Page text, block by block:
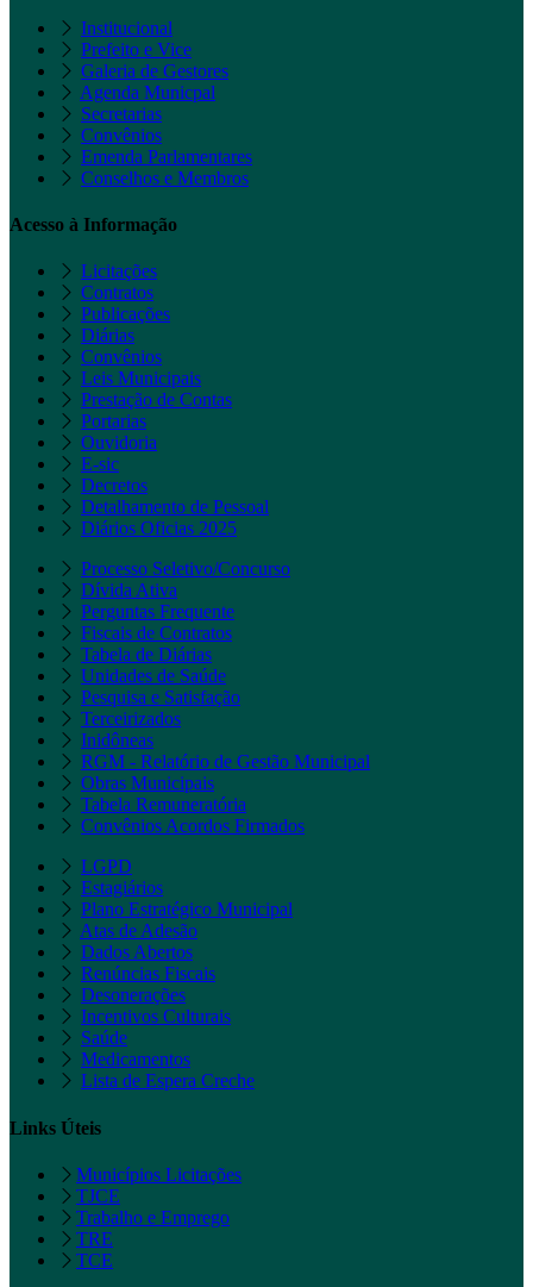
Institucional
Prefeito e Vice
Galeria de Gestores
Agenda Municpal
Secretarias
Convênios
Emenda Parlamentares
Conselhos e Membros
Acesso à Informação
Licitações
Contratos
Publicações
Diárias
Convênios
Leis Municipais
Prestação de Contas
Portarias
Ouvidoria
E-sic
Decretos
Detalhamento de Pessoal
Diários Oficias 2025
Processo Seletivo/Concurso
Dívida Ativa
Perguntas Frequente
Fiscais de Contratos
Tabela de Diárias
Unidades de Saúde
Pesquisa e Satisfação
Terceirizados
Inidôneas
RGM - Relatório de Gestão Municipal
Obras Municipais
Tabela Remuneratória
Convênios Acordos Firmados
LGPD
Estagiários
Plano Estratégico Municipal
Atas de Adesão
Dados Abertos
Renúncias Fiscais
Desonerações
Incentivos Culturais
Saúde
Medicamentos
Lista de Espera Creche
Links Úteis
Municípios Licitações
TJCE
Trabalho e Emprego
TRE
TCE